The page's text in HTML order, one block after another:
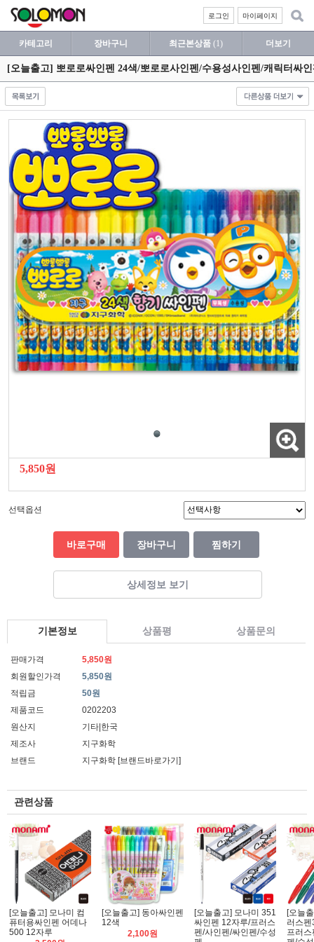
마이페이지
로그인
카테고리 장바구니 최근본상품 (1) 더보기
[오늘출고] 뽀로로싸인펜 24색/뽀로로사인펜/수용성사인펜/캐릭터싸
5,850원
선택옵션
바로구매 장바구니 찜하기
상세정보 보기
기본정보 상품평 상품문의
판매가격
5,850원
회원할인가격
5,850원
적립금
50원
제품코드
0202203
원산지
기타|한국
제조사
지구화학
브랜드
지구화학 [브랜드바로가기]
관련상품
[오늘출고] 모나미 컴
퓨터용싸인펜 어데나
500 12자루
[오늘출고] 동아싸인펜
12색
2,100원
[오늘출고] 모나미 351
싸인펜 12자루/프러스
펜/사인펜/싸인펜/수성
[오늘
러스
프러